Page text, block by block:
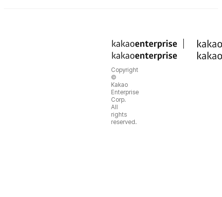
Copyright
©
Kakao
Enterprise
Corp.
All
rights
reserved.